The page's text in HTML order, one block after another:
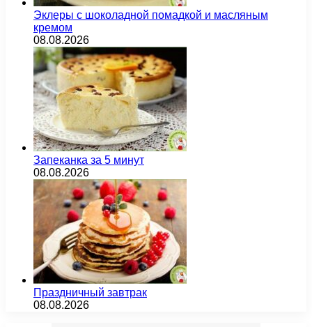
Эклеры с шоколадной помадкой и масляным
кремом
08.08.2026
Запеканка за 5 минут
08.08.2026
Праздничный завтрак
08.08.2026